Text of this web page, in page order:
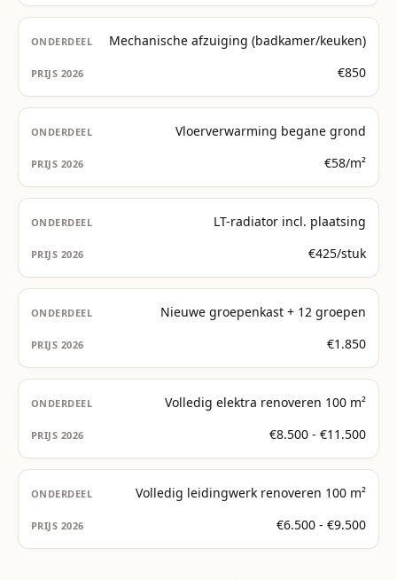
Mechanische afzuiging (badkamer/keuken)
€850
Vloerverwarming begane grond
€58/m²
LT-radiator incl. plaatsing
€425/stuk
Nieuwe groepenkast + 12 groepen
€1.850
Volledig elektra renoveren 100 m²
€8.500 - €11.500
Volledig leidingwerk renoveren 100 m²
€6.500 - €9.500